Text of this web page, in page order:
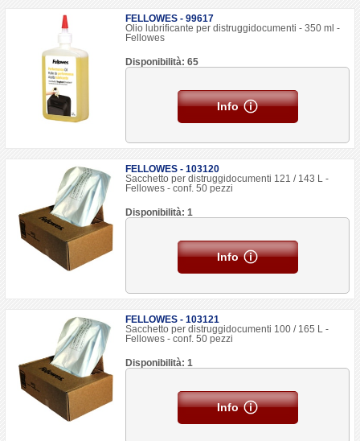
FELLOWES - 99617
Olio lubrificante per distruggidocumenti - 350 ml -
Fellowes
Disponibilità: 65
Info
FELLOWES - 103120
Sacchetto per distruggidocumenti 121 / 143 L -
Fellowes - conf. 50 pezzi
Disponibilità: 1
Info
FELLOWES - 103121
Sacchetto per distruggidocumenti 100 / 165 L -
Fellowes - conf. 50 pezzi
Disponibilità: 1
Info